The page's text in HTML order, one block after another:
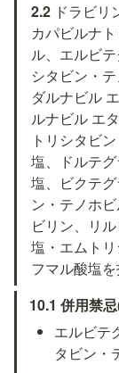
2.2 ドラビ
カパビルナ
ル、エルビ
シタビン・
ダルナビル
ルナビル エ
トリシタビ
塩、ドルテ
塩、ビクテ
ン・テノホ
ビリン、リ
塩・エムト
フマル酸塩
10.1 併用禁
エルビテ
タビン・